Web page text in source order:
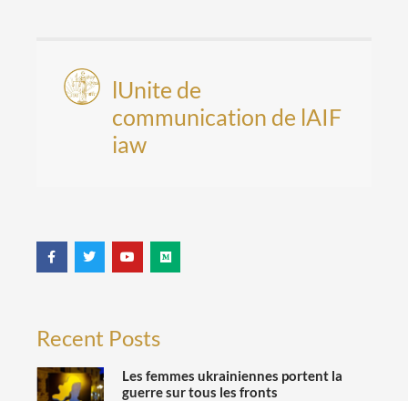
lUnite de
communication de lAIF
iaw
Recent Posts
Les femmes ukrainiennes portent la
guerre sur tous les fronts